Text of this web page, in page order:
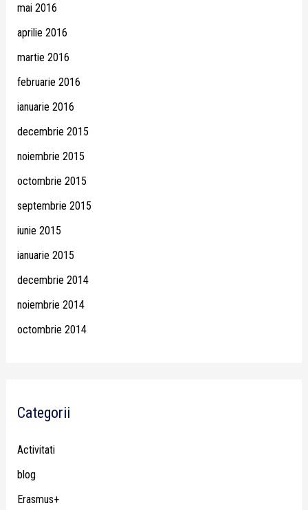
mai 2016
aprilie 2016
martie 2016
februarie 2016
ianuarie 2016
decembrie 2015
noiembrie 2015
octombrie 2015
septembrie 2015
iunie 2015
ianuarie 2015
decembrie 2014
noiembrie 2014
octombrie 2014
Categorii
Activitati
blog
Erasmus+